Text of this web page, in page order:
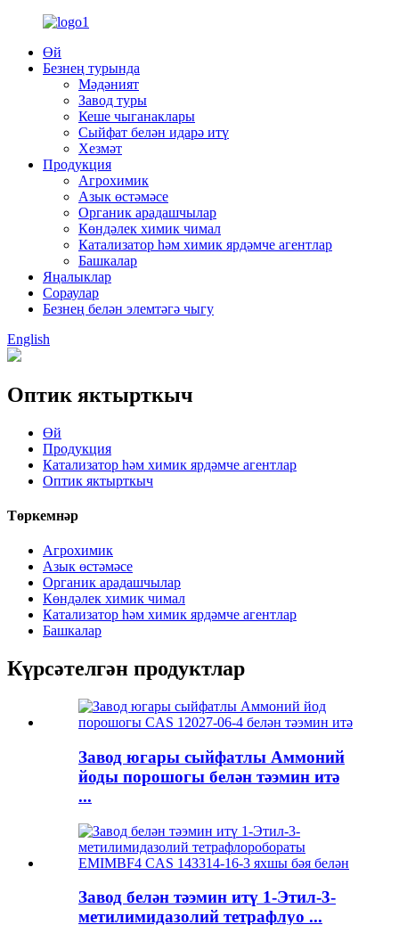
Өй
Безнең турында
Мәдәният
Завод туры
Кеше чыганаклары
Сыйфат белән идарә итү
Хезмәт
Продукция
Агрохимик
Азык өстәмәсе
Органик арадашчылар
Көндәлек химик чимал
Катализатор һәм химик ярдәмче агентлар
Башкалар
Яңалыклар
Сораулар
Безнең белән элемтәгә чыгу
English
Оптик яктырткыч
Өй
Продукция
Катализатор һәм химик ярдәмче агентлар
Оптик яктырткыч
Төркемнәр
Агрохимик
Азык өстәмәсе
Органик арадашчылар
Көндәлек химик чимал
Катализатор һәм химик ярдәмче агентлар
Башкалар
Күрсәтелгән продуктлар
Завод югары сыйфатлы Аммоний
йоды порошогы белән тәэмин итә
...
Завод белән тәэмин итү 1-Этил-3-
метилимидазолий тетрафлуо ...